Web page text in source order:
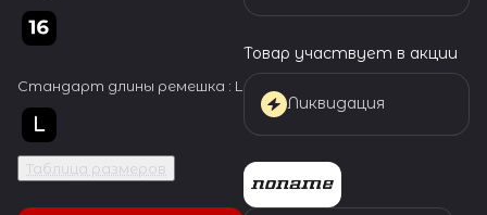
Стандарт длины ремешка : L
Таблица размеров
Товар участвует в акции
Ликвидация